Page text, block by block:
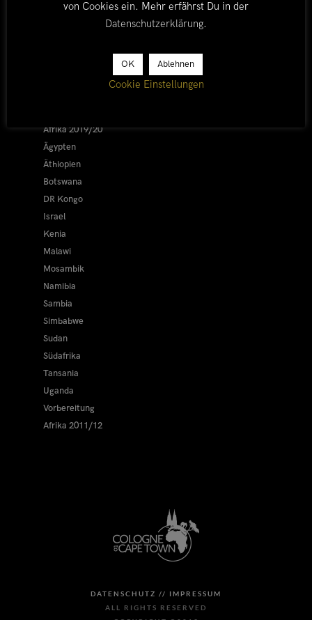
LÄNDER
Afrika 2019/20
Ägypten
Äthiopien
Botswana
DR Kongo
Israel
Kenia
Malawi
Mosambik
Namibia
Sambia
Simbabwe
Sudan
Südafrika
Tansania
Uganda
Vorbereitung
Afrika 2011/12
DATENSCHUTZ // IMPRESSUM
ALL RIGHTS RESERVED
von Cookies ein. Mehr erfährst Du in der
Datenschutzerklärung.
OK Ablehnen
Cookie Einstellungen